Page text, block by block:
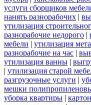
услуги сборщиков
нанять разнорабочих |
утилизация
разнорабочие недорого |
мебели | утилизация
разнорабочие на час |
утилизация ванны |
| утилизация старой
разгрузочные услуги |
мешки
уборка квартиры |